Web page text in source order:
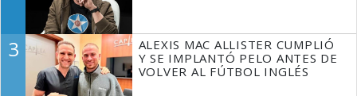
3
ALEXIS MAC ALLISTER CUMPLIÓ
Y SE IMPLANTÓ PELO ANTES DE
VOLVER AL FÚTBOL INGLÉS